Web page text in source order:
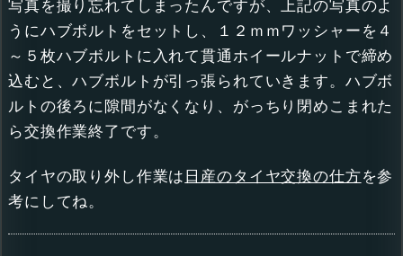
写真を撮り忘れてしまったんですが、上記の写真のよ
うにハブボルトをセットし、１２ｍｍワッシャーを４
～５枚ハブボルトに入れて貫通ホイールナットで締め
込むと、ハブボルトが引っ張られていきます。ハブボ
ルトの後ろに隙間がなくなり、がっちり閉めこまれた
ら交換作業終了です。
タイヤの取り外し作業は 日産のタイヤ交換の仕方を参
考にしてね。